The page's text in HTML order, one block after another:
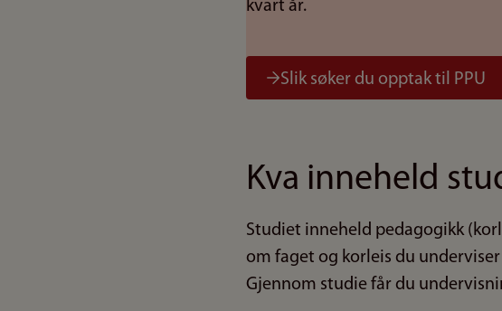
kvart år.
Slik søker du opptak til PPU
Kva inneheld
Studiet inneheld pedagogikk
om faget og korleis du
Gjennom studie får du